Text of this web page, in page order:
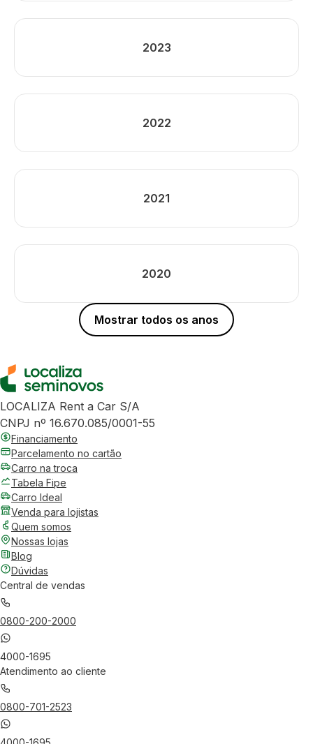
2023
2022
2021
2020
Mostrar todos os anos
LOCALIZA Rent a Car S/A
CNPJ nº 16.670.085/0001-55
Financiamento
Parcelamento no cartão
Carro na troca
Tabela Fipe
Carro Ideal
Venda para lojistas
Quem somos
Nossas lojas
Blog
Dúvidas
Central de vendas
0800-200-2000
4000-1695
Atendimento ao cliente
0800-701-2523